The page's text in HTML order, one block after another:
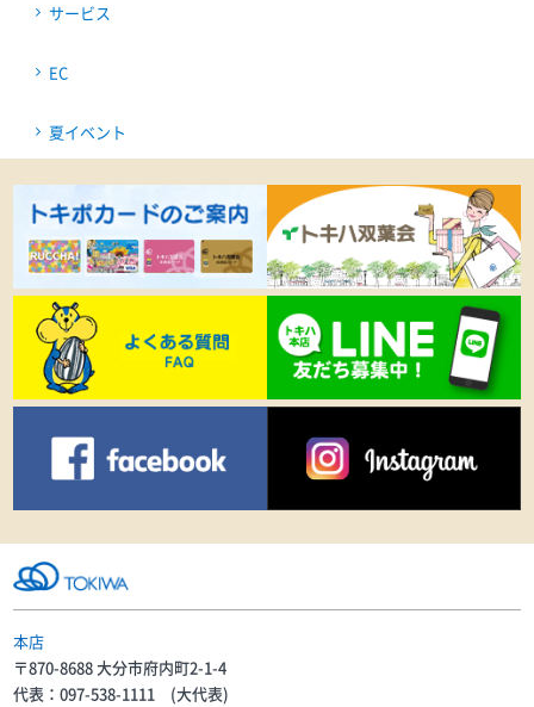
サービス
EC
夏イベント
本店
〒870-8688 大分市府内町2-1-4
代表：097-538-1111 (大代表)